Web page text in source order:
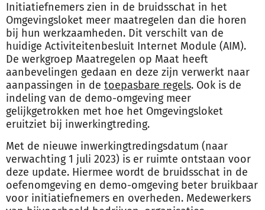
Initiatiefnemers zien in de bruidsschat in het
Omgevingsloket meer maatregelen dan die horen
bij hun werkzaamheden. Dit verschilt van de
huidige Activiteitenbesluit Internet Module (AIM).
De werkgroep Maatregelen op Maat heeft
aanbevelingen gedaan en deze zijn verwerkt naar
aanpassingen in de toepasbare regels. Ook is de
indeling van de demo-omgeving meer
gelijkgetrokken met hoe het Omgevingsloket
eruitziet bij inwerkingtreding.
Met de nieuwe inwerkingtredingsdatum (naar
verwachting 1 juli 2023) is er ruimte ontstaan voor
deze update. Hiermee wordt de bruidsschat in de
oefenomgeving en demo-omgeving beter bruikbaar
voor initiatiefnemers en overheden. Medewerkers